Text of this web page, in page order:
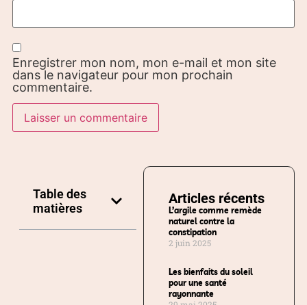
Enregistrer mon nom, mon e-mail et mon site
dans le navigateur pour mon prochain
commentaire.
Table des
matières
Articles récents
L’argile comme remède
naturel contre la
constipation
2 juin 2025
Les bienfaits du soleil
pour une santé
rayonnante